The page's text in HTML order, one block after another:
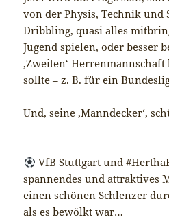
von der Physis, Technik und
Dribbling, quasi alles
Jugend spielen, oder besser
‚Zweiten‘
sollte – z. B. für ein
Und, seine ‚Manndecker‘,
VfB Stuttgart und
spannendes und attraktives
einen schönen Schlenzer
als es bewölkt war…